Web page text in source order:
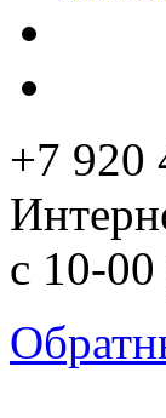
+7 920
с 10-